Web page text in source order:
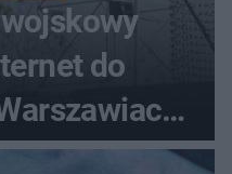
do
Mad Max!